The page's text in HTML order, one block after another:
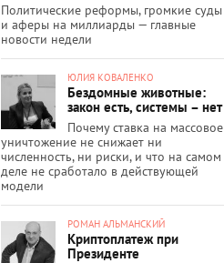
Политические реформы, громкие суды
и аферы на миллиарды — главные
новости недели
ЮЛИЯ КОВАЛЕНКО
Бездомные животные:
закон есть, системы – нет
Почему ставка на массовое
уничтожение не снижает ни
численность, ни риски, и что на самом
деле не сработало в действующей
модели
РОМАН АЛЬМАНСКИЙ
Криптоплатеж при
Президенте